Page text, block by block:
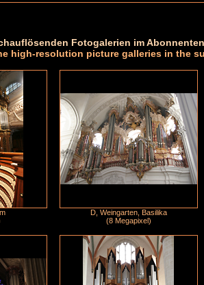
Fotogalerien im
high-resolution picture galleries in the
D, Weingarten, Basilika
(8 Megapixel)